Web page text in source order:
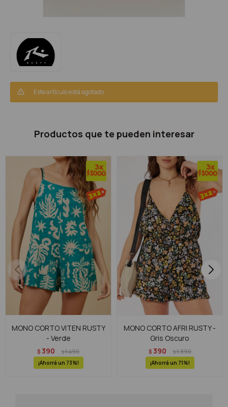
Este artículo está agotado.
Productos que te pueden interesar
MONO CORTO VITEN RUSTY
- Verde
$ 390 $1.490
73
MONO CORTO AFRI RUSTY -
Gris Oscuro
$ 390 $1.390
71